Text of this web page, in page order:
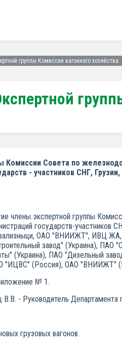
группы Комиссии вагонного хозяйства
Комиссии Совета по
- участников СНГ,
члены экспертной группы
государств-участников
ОАО "ВНИИЖТ", ИВЦ
завод" (Украина), ПАО
(Украина), ПАО "Дизельный
"ИЦВС" (Россия), ОАО "ВНИИЖТ"
№ 1.
- Руководитель
грузовых вагонов.